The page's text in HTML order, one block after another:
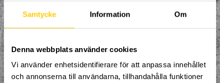
Samtycke Information Om
Denna webbplats använder cookies
Vi använder enhetsidentifierare för att anpassa innehållet
och annonserna till användarna, tillhandahålla funktioner
Klättring
LAN
Multisport